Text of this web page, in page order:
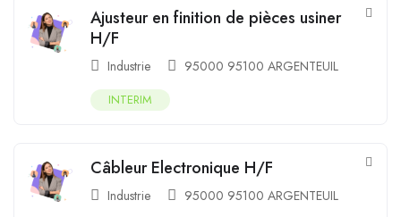
Ajusteur en finition de pièces usiner
H/F
Industrie 95000 95100 ARGENTEUIL
INTERIM
Câbleur Electronique H/F
Industrie 95000 95100 ARGENTEUIL